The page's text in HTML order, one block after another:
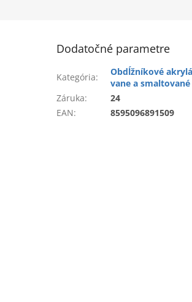
Dodatočné parametre
Kategória:
Obdĺžníkové
vane a
Záruka:
24
EAN: 8595096891509